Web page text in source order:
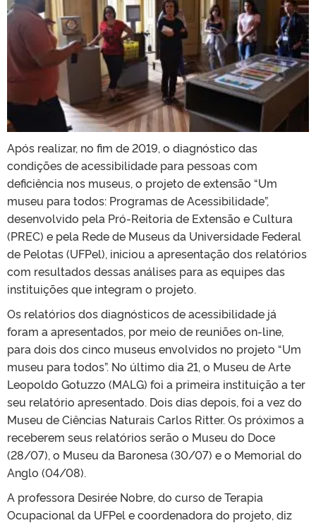
Após realizar, no fim de 2019, o diagnóstico das
condições de acessibilidade para pessoas com
deficiência nos museus, o projeto de extensão “Um
museu para todos: Programas de Acessibilidade”,
desenvolvido pela Pró-Reitoria de Extensão e Cultura
(PREC) e pela Rede de Museus da Universidade Federal
de Pelotas (UFPel), iniciou a apresentação dos relatórios
com resultados dessas análises para as equipes das
instituições que integram o projeto.
Os relatórios dos diagnósticos de acessibilidade já
foram a apresentados, por meio de reuniões on-line,
para dois dos cinco museus envolvidos no projeto “Um
museu para todos”. No último dia 21, o Museu de Arte
Leopoldo Gotuzzo (MALG) foi a primeira instituição a ter
seu relatório apresentado. Dois dias depois, foi a vez do
Museu de Ciências Naturais Carlos Ritter. Os próximos a
receberem seus relatórios serão o Museu do Doce
(28/07), o Museu da Baronesa (30/07) e o Memorial do
Anglo (04/08).
A professora Desirée Nobre, do curso de Terapia
Ocupacional da UFPel e coordenadora do projeto, diz